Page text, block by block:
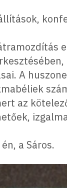
A
az
a Sáros.